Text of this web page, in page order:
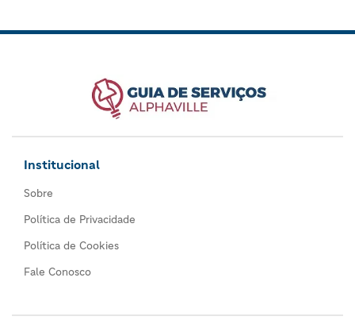
Institucional
Sobre
Política de Privacidade
Política de Cookies
Fale Conosco